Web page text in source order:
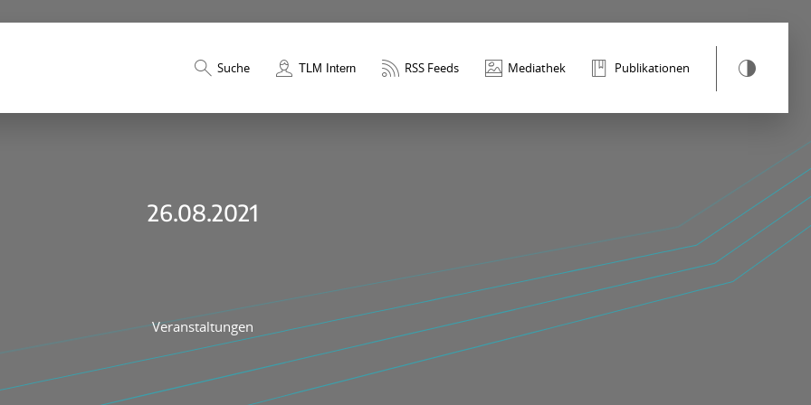
Suche TLM Intern RSS Feeds Mediathek Publikationen
26.08.2021
Veranstaltungen